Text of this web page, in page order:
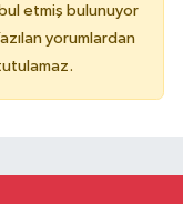
etmiş bulunuyor
yorumlardan